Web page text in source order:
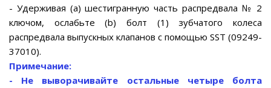
- Удерживая (а) шестигранную часть распредвала № 2
ключом, ослабьте (b) болт (1) зубчатого колеса
распредвала выпускных клапанов с помощью SST (09249-
37010).
Примечание:
- Не выворачивайте остальные четыре болта